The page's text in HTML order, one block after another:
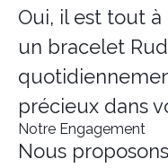
Oui, il est tout
un bracelet
précieux dans
Notre Engagement
Nous